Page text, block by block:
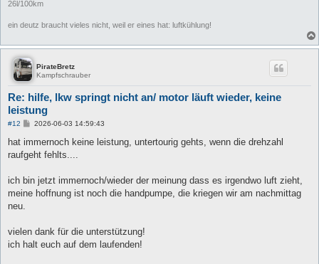
26l/100km
ein deutz braucht vieles nicht, weil er eines hat: luftkühlung!
PirateBretz
Kampfschrauber
Re: hilfe, lkw springt nicht an/ motor läuft wieder, keine
leistung
#12
B
i
r
2026-06-03 14:59:43
hat immernoch keine leistung, untertourig gehts, wenn die drehzahl
raufgeht fehlts....
ich bin jetzt immernoch/wieder der meinung dass es irgendwo luft zieht,
meine hoffnung ist noch die handpumpe, die kriegen wir am nachmittag
neu.
vielen dank für die unterstützung!
ich halt euch auf dem laufenden!